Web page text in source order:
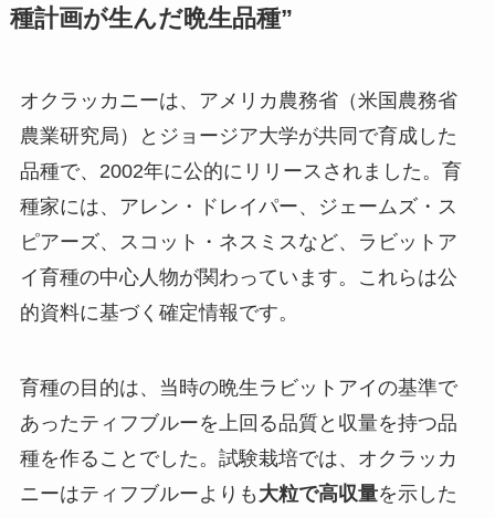
種計画が生んだ晩生品種”
オクラッカニーは、アメリカ農務省（米国農務省
農業研究局）とジョージア大学が共同で育成した
品種で、2002年に公的にリリースされました。育
種家には、アレン・ドレイパー、ジェームズ・ス
ピアーズ、スコット・ネスミスなど、ラビットア
イ育種の中心人物が関わっています。これらは公
的資料に基づく確定情報です。
育種の目的は、当時の晩生ラビットアイの基準で
あったティフブルーを上回る品質と収量を持つ品
種を作ることでした。試験栽培では、オクラッカ
ニーはティフブルーよりも 大粒で高収量を示した